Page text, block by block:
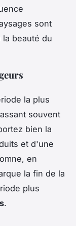
sont
beauté du
la plus
souvent
bien la
et d'une
en
la fin de la
plus
.